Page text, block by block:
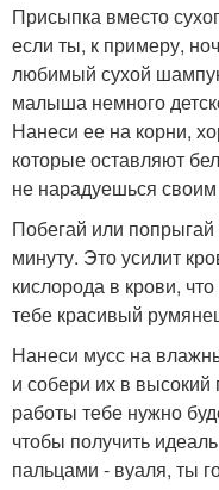
Присыпка вместо
если ты, к примеру,
любимый сухой
малыша немного
Нанеси ее на корни,
которые оставляют
не нарадуешься
Побегай или
минуту. Это усилит
кислорода в крови,
тебе красивый
Нанеси мусс на
и собери их в высокий
работы тебе нужно
чтобы получить
пальцами - вуаля, ты